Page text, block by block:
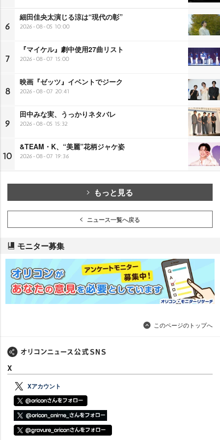
6
細田佳央太演じる涼は“現代の彰”
2026-08-05 10:00
7
『マイケル』劇中使用27曲リスト
2026-08-07 15:00
8
映画『ゼッツ』イベントでジーク
2026-08-07 20:41
9
田中みな実、うっかりネタバレ
2026-08-05 15:32
10
&TEAM・K、“美麗”花柄ジャケ姿
2026-08-07 19:36
もっと見る
ニュース一覧へ戻る
モニター募集
このページのトップへ
X
Xアカウント